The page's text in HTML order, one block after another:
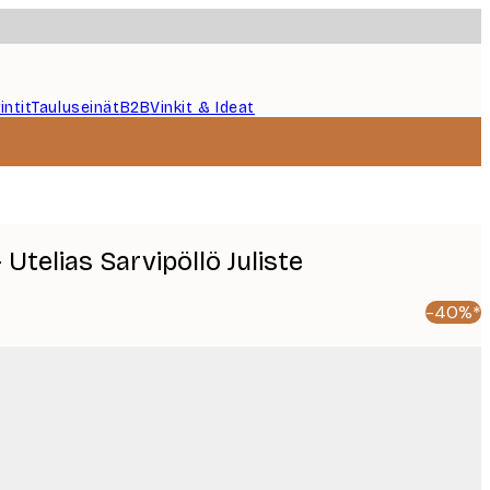
TauluseinätB2BVinkit & Ideat
Utelias Sarvipöllö Juliste
-40%*